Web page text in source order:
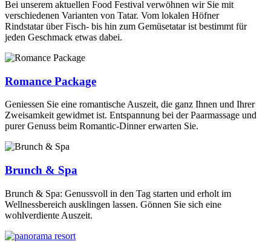
Bei unserem aktuellen Food Festival verwöhnen wir Sie mit
verschiedenen Varianten von Tatar. Vom lokalen Höfner
Rindstatar über Fisch- bis hin zum Gemüsetatar ist bestimmt für
jeden Geschmack etwas dabei.
Romance Package
Geniessen Sie eine romantische Auszeit, die ganz Ihnen und Ihrer
Zweisamkeit gewidmet ist. Entspannung bei der Paarmassage und
purer Genuss beim Romantic-Dinner erwarten Sie.
Brunch & Spa
Brunch & Spa: Genussvoll in den Tag starten und erholt im
Wellnessbereich ausklingen lassen. Gönnen Sie sich eine
wohlverdiente Auszeit.